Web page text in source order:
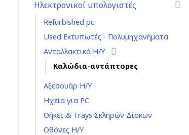
Ηλεκτρονικοί υπολογιστές
Refurbished pc
Used Εκτυπωτές - Πολυμηχανήματα
Ανταλλακτικά H/Y
Καλώδια-αντάπτορες
Αξεσουάρ Η/Υ
Ηχεία για PC
Θήκες & Trays Σκληρών Δίσκων
Οθόνες Η/Υ